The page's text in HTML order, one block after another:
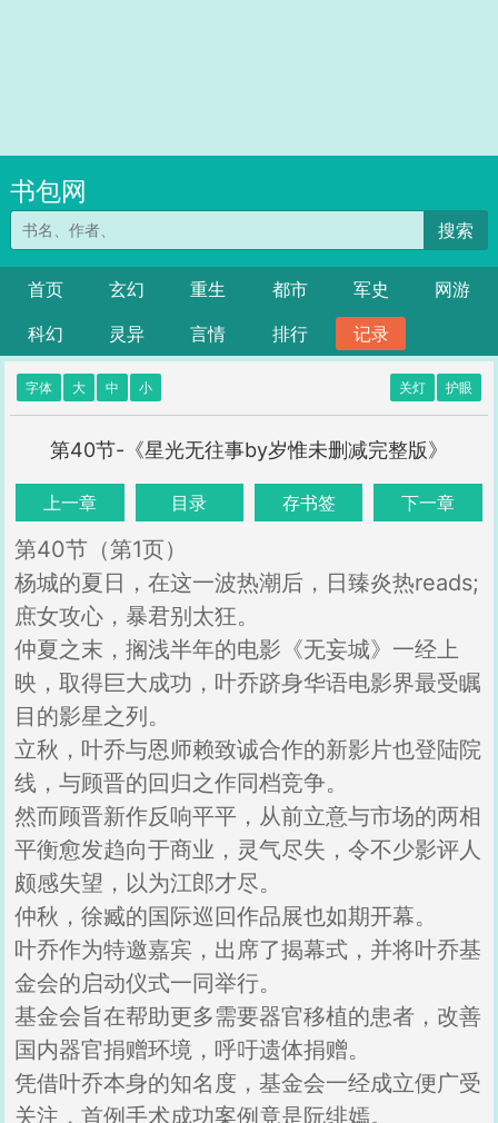
书包网
搜索
首页 玄幻 重生 都市 军史
网游
科幻
灵异 言情 排行 记录
字体 大 中 小 关灯 护眼
第40节-《星光无往事by岁惟未删减完整版》
上一章 目录 存书签 下一章
第40节（第1页）
杨城的夏日，在这一波热潮后，日臻炎热reads;
庶女攻心，暴君别太狂。
仲夏之末，搁浅半年的电影《无妄城》一经上
映，取得巨大成功，叶乔跻身华语电影界最受瞩
目的影星之列。
立秋，叶乔与恩师赖致诚合作的新影片也登陆院
线，与顾晋的回归之作同档竞争。
然而顾晋新作反响平平，从前立意与市场的两相
平衡愈发趋向于商业，灵气尽失，令不少影评人
颇感失望，以为江郎才尽。
仲秋，徐臧的国际巡回作品展也如期开幕。
叶乔作为特邀嘉宾，出席了揭幕式，并将叶乔基
金会的启动仪式一同举行。
基金会旨在帮助更多需要器官移植的患者，改善
国内器官捐赠环境，呼吁遗体捐赠。
凭借叶乔本身的知名度，基金会一经成立便广受
关注，首例手术成功案例竟是阮绯嫣。